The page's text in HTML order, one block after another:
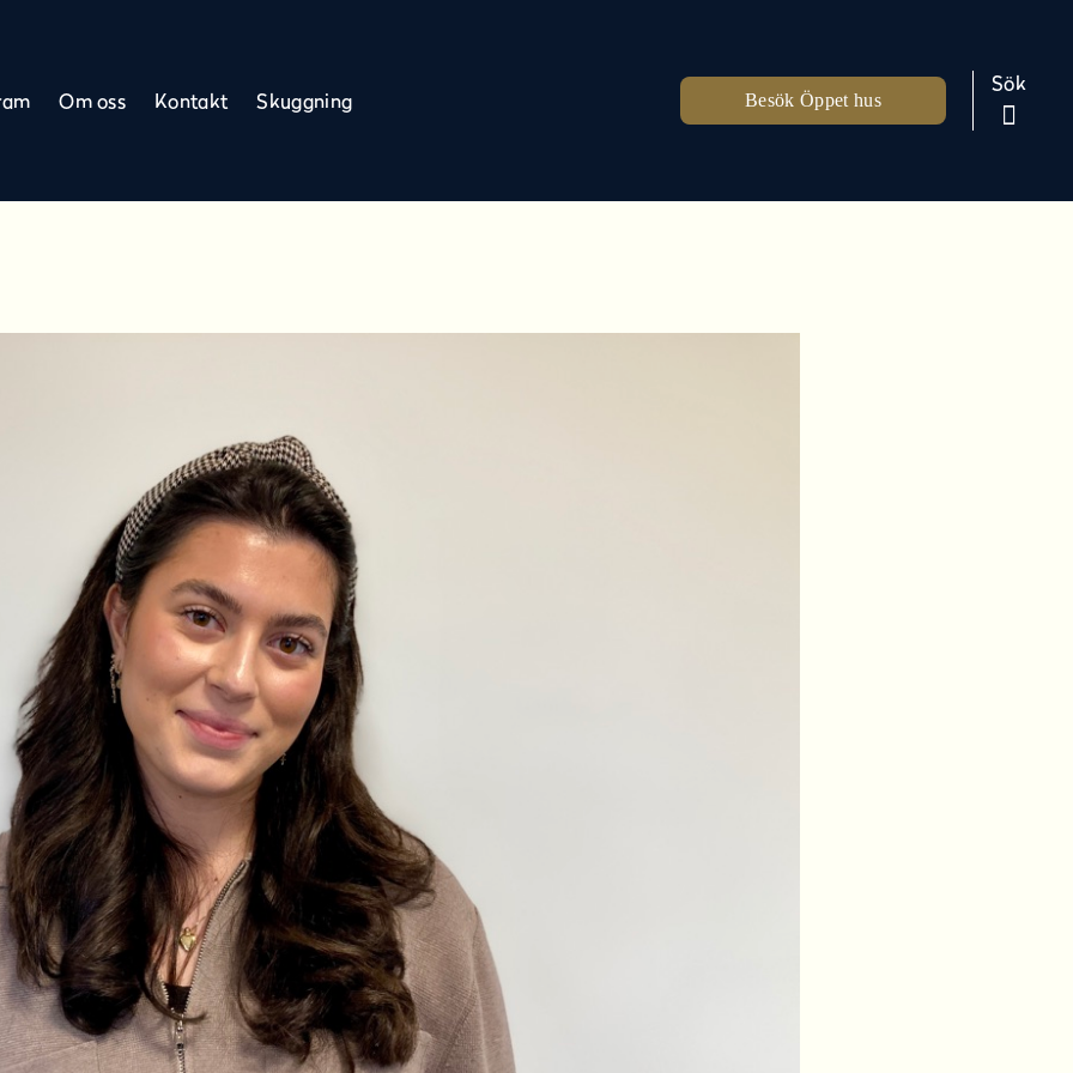
Besök Öppet hus
Sök
Om oss Kontakt Skuggning